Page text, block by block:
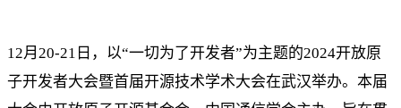
12月20-21日，以“一切为了开发者”为主题的2024开放原
子开发者大会暨首届开源技术学术大会在武汉举办。本届